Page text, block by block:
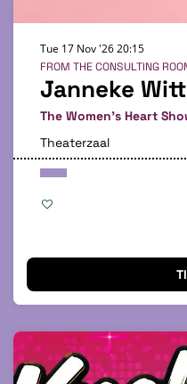
Janneke
The Women's Heart
FROM THE CONSULTING
Tue 17 Nov '2620:15
Theaterzaal